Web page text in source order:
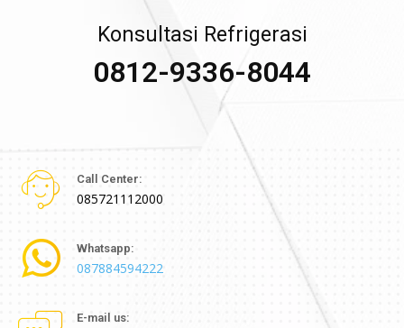
Konsultasi Refrigerasi
0812-9336-8044
Call Center:
085721112000
Whatsapp:
087884594222
E-mail us: